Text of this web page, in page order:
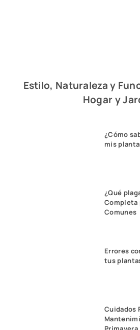
Estilo, Naturaleza y
Hogar y
¿Cómo
mis
¿Qué
Completa
Comunes
Errores
tus
Cuidados